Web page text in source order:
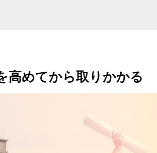
高めてから取りかかる